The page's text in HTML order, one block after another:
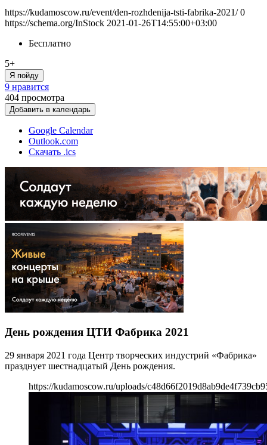
https://kudamoscow.ru/event/den-rozhdenija-tsti-fabrika-2021/ 0
https://schema.org/InStock 2021-01-26T14:55:00+03:00
Бесплатно
5+
Я пойду
9 нравится
404 просмотра
Добавить в календарь
Google Calendar
Outlook.com
Скачать .ics
День рождения ЦТИ Фабрика 2021
29 января 2021 года Центр творческих индустрий «Фабрика»
празднует шестнадцатый День рождения.
https://kudamoscow.ru/uploads/